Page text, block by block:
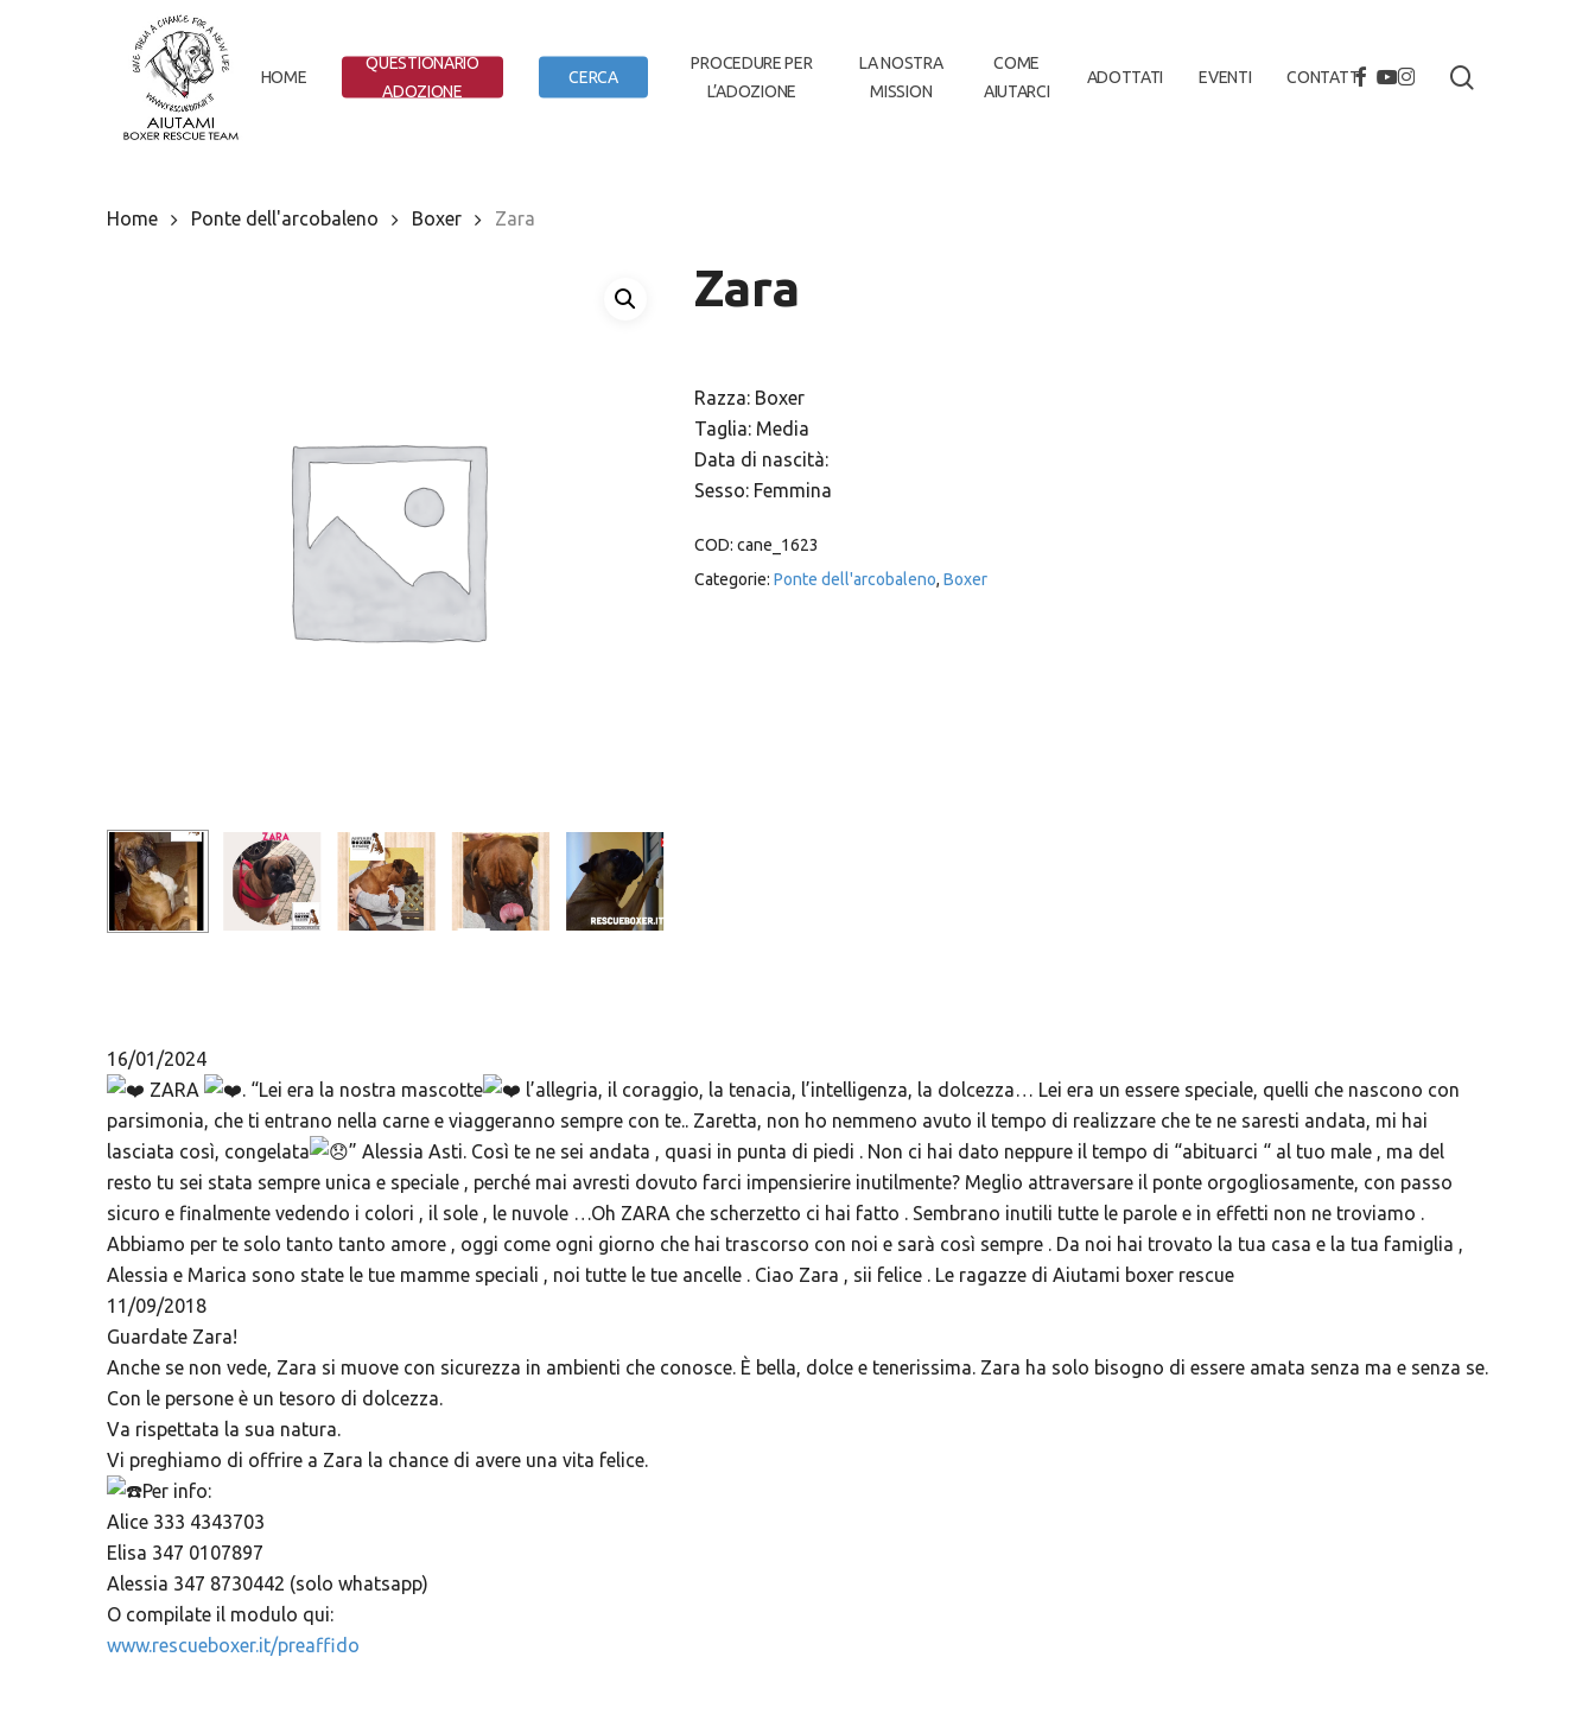
HOME
QUESTIONARIO
ADOZIONE
CERCA
PROCEDURE PER
L’ADOZIONE
LA NOSTRA
MISSION
COME
AIUTARCI
ADOTTATI EVENTI CONTATTIFACEBOOK
YOUTUBE
INSTAGRAM
Home Ponte dell'arcobaleno Boxer Zara
Zara
Razza: Boxer
Taglia: Media
Data di nascità:
Sesso: Femmina
COD: cane_1623
Categorie: Ponte dell'arcobaleno, Boxer
16/01/2024
ZARA
. “Lei era la nostra mascotte
l’allegria, il coraggio, la tenacia, l’intelligenza, la dolcezza… Lei era un essere speciale, quelli che nascono con
parsimonia, che ti entrano nella carne e viaggeranno sempre con te.. Zaretta, non ho nemmeno avuto il tempo di realizzare che te ne saresti andata, mi hai
lasciata così, congelata
” Alessia Asti. Così te ne sei andata , quasi in punta di piedi . Non ci hai dato neppure il tempo di “abituarci “ al tuo male , ma del
resto tu sei stata sempre unica e speciale , perché mai avresti dovuto farci impensierire inutilmente? Meglio attraversare il ponte orgogliosamente, con passo
sicuro e finalmente vedendo i colori , il sole , le nuvole …Oh ZARA che scherzetto ci hai fatto . Sembrano inutili tutte le parole e in effetti non ne troviamo .
Abbiamo per te solo tanto tanto amore , oggi come ogni giorno che hai trascorso con noi e sarà così sempre . Da noi hai trovato la tua casa e la tua famiglia ,
Alessia e Marica sono state le tue mamme speciali , noi tutte le tue ancelle . Ciao Zara , sii felice . Le ragazze di Aiutami boxer rescue
11/09/2018
Guardate Zara!
Anche se non vede, Zara si muove con sicurezza in ambienti che conosce. È bella, dolce e tenerissima. Zara ha solo bisogno di essere amata senza ma e senza se.
Con le persone è un tesoro di dolcezza.
Va rispettata la sua natura.
Vi preghiamo di offrire a Zara la chance di avere una vita felice.
Per info:
Alice 333 4343703
Elisa 347 0107897
Alessia 347 8730442 (solo whatsapp)
O compilate il modulo qui:
www.rescueboxer.it/preaffido